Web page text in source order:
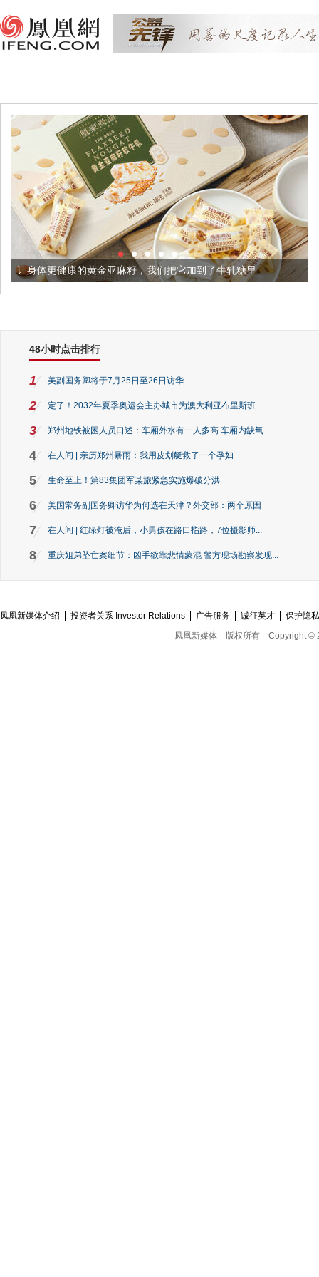
黄金亚麻籽，我们把它加到了牛轧糖里 被列入佛家七宝的
48小时点击排行
1 美副国务卿将于7月25日至26日访华
2 定了！2032年夏季奥运会主办城市为澳大利亚布里斯班
3 郑州地铁被困人员口述：车厢外水有一人多高 车厢内缺氧
4 在人间 | 亲历郑州暴雨：我用皮划艇救了一个孕妇
5 生命至上！第83集团军某旅紧急实施爆破分洪
6 美国常务副国务卿访华为何选在天津？外交部：两个原因
7 在人间 | 红绿灯被淹后，小男孩在路口指路，7位摄影师...
8 重庆姐弟坠亡案细节：凶手欲靠悲情蒙混 警方现场勘察发现...
凤凰新媒体介绍 投资者关系 Investor Relations 广告服务 诚征英才
保护隐
凤凰新媒体
版权所有 Copyright ©